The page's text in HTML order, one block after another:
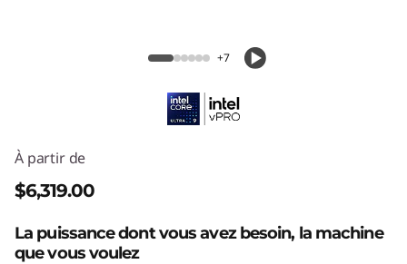
+7
À partir de
$6,319.00
La puissance dont vous avez besoin, la machine
que vous voulez